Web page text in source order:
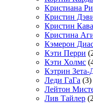
Кристиана
Кристин
Кристин
Кристина
Кэмерон
Кэти Перри
Кэти Холмс
Кэтрин
Леди ГаГа (3)
Лейтон
Лив Тайлер